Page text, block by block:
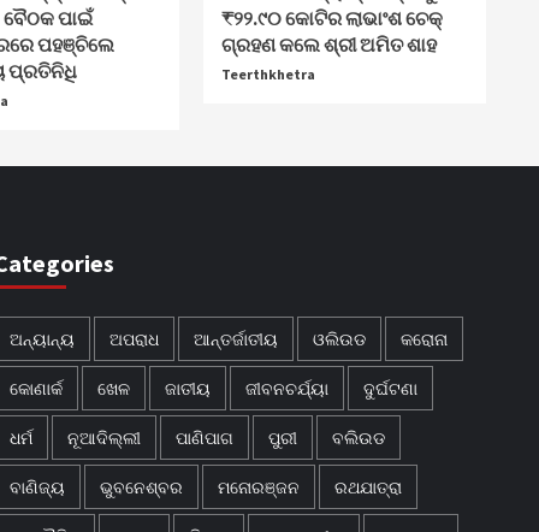
ପାଇଁ
ପହଞ୍ଚିଲେ
ପ୍ରତିନିଧି
₹୨୨.୯୦ କୋଟିର ଲାଭାଂଶ ଚେକ୍
ଗ୍ରହଣ କଲେ ଶ୍ରୀ ଅମିତ ଶାହ
Teerthkhetra
ଅନ୍ୟାନ୍ୟ ଅପରାଧ ଆନ୍ତର୍ଜାତୀୟ ଓଲିଉଡ କରୋନା
କୋଣାର୍କ ଖେଳ ଜାତୀୟ ଜୀବନଚର୍ଯ୍ୟା ଦୁର୍ଘଟଣା
ଧର୍ମ ନୂଆଦିଲ୍ଲୀ ପାଣିପାଗ ପୁରୀ ବଲିଉଡ
ବାଣିଜ୍ୟ ଭୁବନେଶ୍ବର ମନୋରଞ୍ଜନ ରଥଯାତ୍ରା